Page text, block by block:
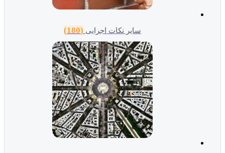
سایر نکات اجرایی